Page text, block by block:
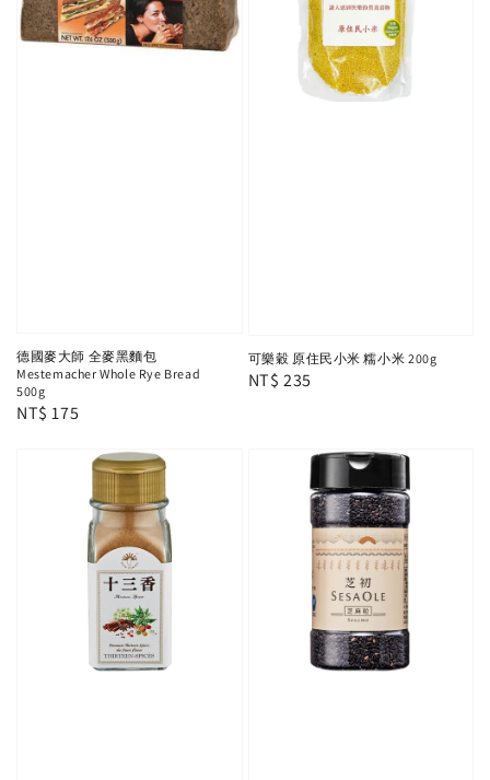
德國麥大師 全麥黑麵包
Mestemacher Whole Rye Bread
500g
Regular
NT$ 175
可樂穀 原住民小米 糯小米 200g
Regular
NT$ 235